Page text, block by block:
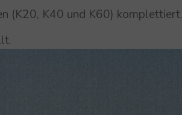
(K20, K40 und K60) komplettiert.